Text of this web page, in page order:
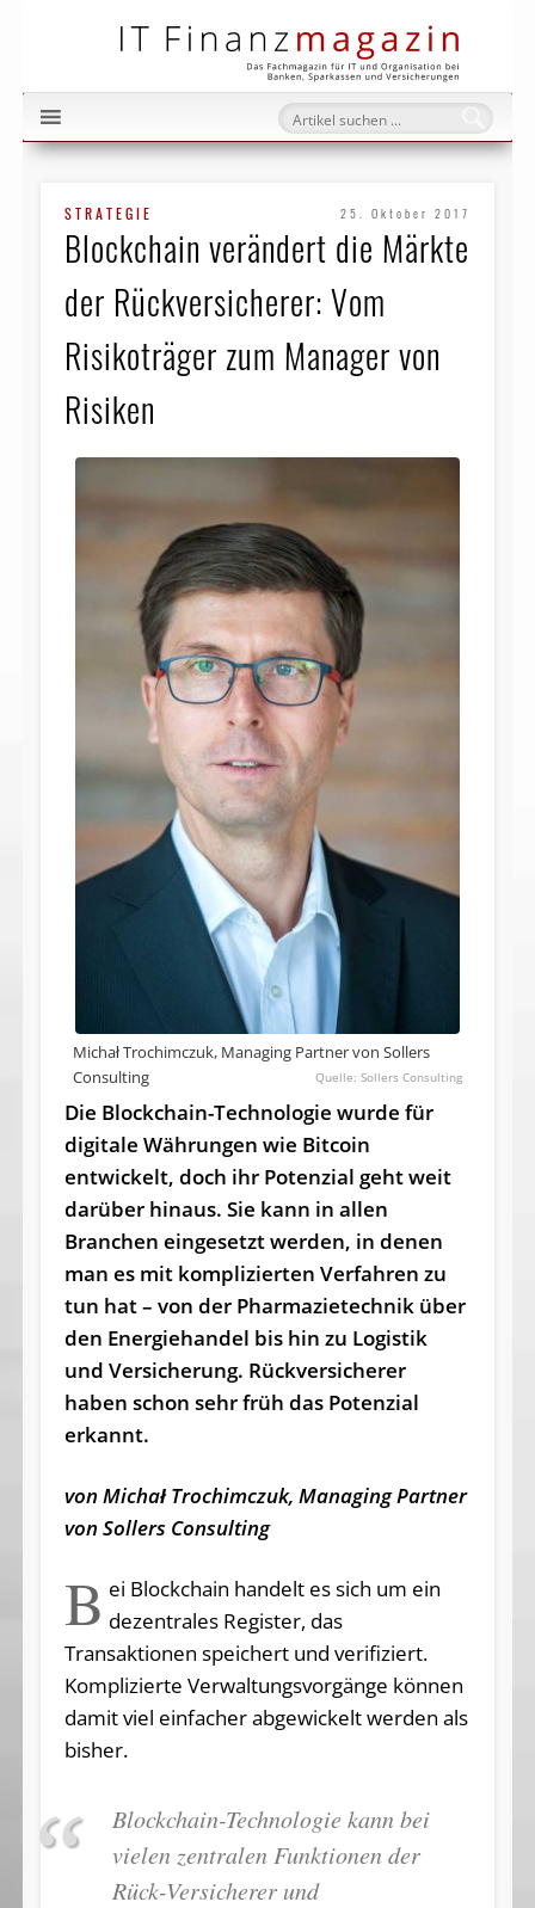
STRATEGIE 25. Oktober 2017
Blockchain verändert die Märkte
der Rückversicherer: Vom
Risikoträger zum Manager von
Risiken
Michał Trochimczuk, Managing Partner von Sollers
Consulting
Sollers Consulting
Die Blockchain-Technologie wurde für
digitale Währungen wie Bitcoin
entwickelt, doch ihr Potenzial geht weit
darüber hinaus. Sie kann in allen
Branchen eingesetzt werden, in denen
man es mit komplizierten Verfahren zu
tun hat – von der Pharmazietechnik über
den Energiehandel bis hin zu Logistik
und Versicherung. Rückversicherer
haben schon sehr früh das Potenzial
erkannt.
von Michał Trochimczuk, Managing Partner
von Sollers Consulting
B ei Blockchain handelt es sich um ein
dezentrales Register, das
Transaktionen speichert und verifiziert.
Komplizierte Verwaltungsvorgänge können
damit viel einfacher abgewickelt werden als
bisher.
Blockchain-Technologie kann bei
vielen zentralen Funktionen der
Rück-Versicherer und